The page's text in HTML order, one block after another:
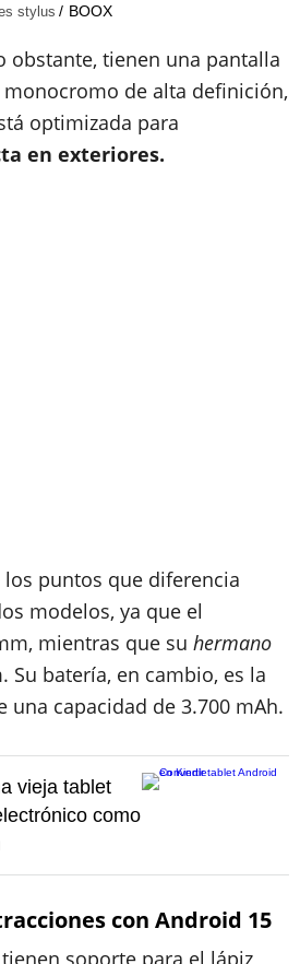
stylus BOOX
obstante, tienen una pantalla
de alta definición,
optimizada para
en exteriores.
puntos que diferencia
modelos, ya que el
mientras que su hermano
Su batería, en cambio, es la
una capacidad de 3.700 mAh.
vieja tablet
como
con Android 15
soporte para el lápiz